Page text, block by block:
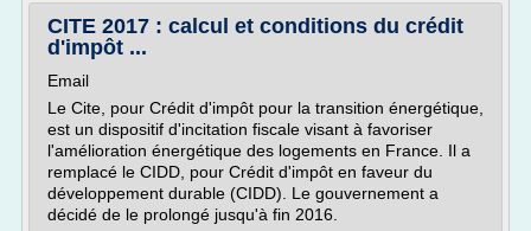
CITE 2017 : calcul et conditions du crédit
d'impôt ...
Email
Le Cite, pour Crédit d'impôt pour la transition énergétique,
est un dispositif d'incitation fiscale visant à favoriser
l'amélioration énergétique des logements en France. Il a
remplacé le CIDD, pour Crédit d'impôt en faveur du
développement durable (CIDD). Le gouvernement a
décidé de le prolongé jusqu'à fin 2016.